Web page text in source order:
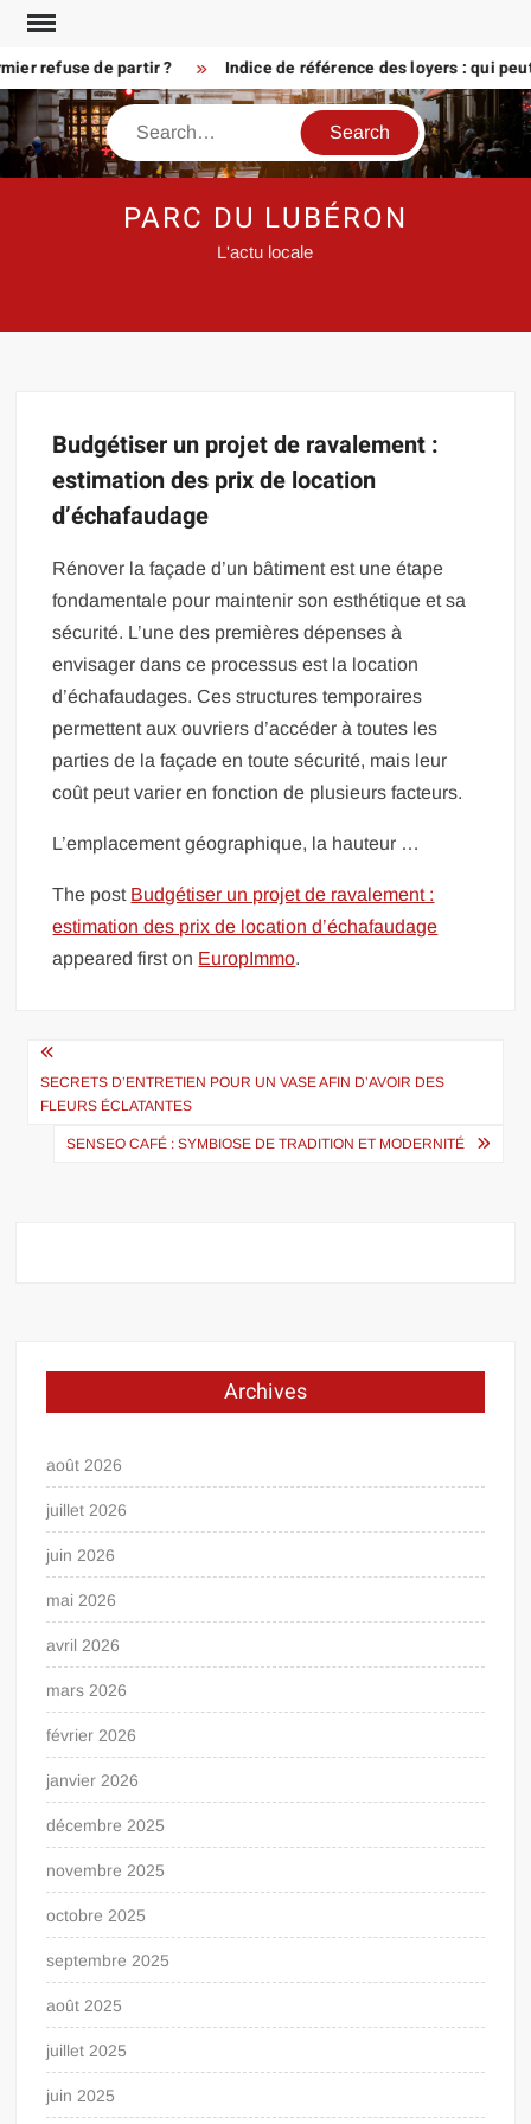
Skip
contentrefuse de partir ? Indice de référence des loyers : qui
Search
PARC DU LUBÉRON
L'actu locale
Budgétiser un projet de ravalement :
estimation des prix de location
d’échafaudage
Rénover la façade d’un bâtiment est une étape
fondamentale pour maintenir son esthétique et sa
sécurité. L’une des premières dépenses à
envisager dans ce processus est la location
d’échafaudages. Ces structures temporaires
permettent aux ouvriers d’accéder à toutes les
parties de la façade en toute sécurité, mais leur
coût peut varier en fonction de plusieurs facteurs.
L’emplacement géographique, la hauteur …
The post Budgétiser un projet de ravalement :
estimation des prix de location d’échafaudage
appeared first on EuropImmo.
Navigation
de
l’article
SECRETS D’ENTRETIEN POUR UN VASE AFIN D’AVOIR DES
FLEURS ÉCLATANTES
SENSEO CAFÉ : SYMBIOSE DE TRADITION ET MODERNITÉ
Archives
août 2026
juillet 2026
juin 2026
mai 2026
avril 2026
mars 2026
février 2026
janvier 2026
décembre 2025
novembre 2025
octobre 2025
septembre 2025
août 2025
juillet 2025
juin 2025